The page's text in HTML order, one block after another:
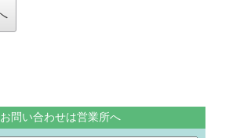
お問い合わせは営業所へ